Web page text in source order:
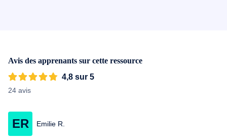
Avis des apprenants sur cette ressource
4,8 sur 5
24 avis
ER Emilie R.